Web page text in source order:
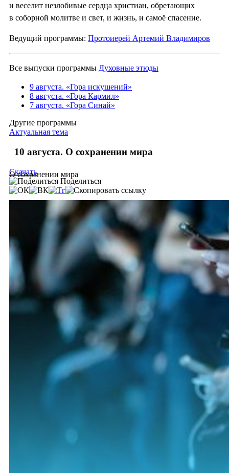
и веселит незлобивые сердца христиан, обретающих
в соборной молитве и свет, и жизнь, и самоё спасение.
Ведущий программы: Протоиерей Артемий Владимиров
Все выпуски программы Духовные этюды
9 августа. «Гора искушений»
8 августа. «Гора Кармил»
7 августа. «Гора Синай»
Другие программы
Актуальная тема
10 августа. О сохранении мира
О сохранении мира
Скачать
Поделиться